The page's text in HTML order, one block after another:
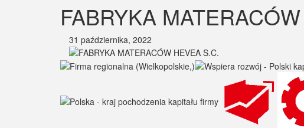
FABRYKA
31 października, 2022